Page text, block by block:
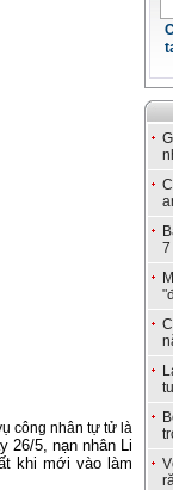
công nhân tự tử là
26/5, nạn nhân Li
khi mới vào làm
7